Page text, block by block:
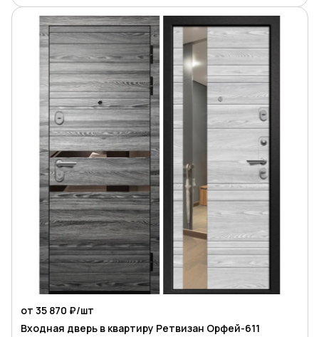
от 35 870 ₽/шт
Входная дверь в квартиру Ретвизан Орфей-611